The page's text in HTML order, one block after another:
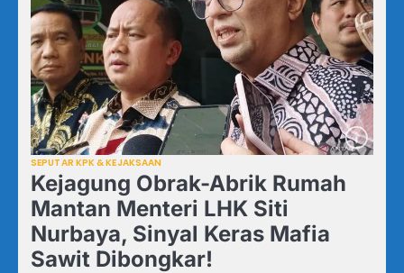
SEPUTAR KPK & KEJAKSAAN
Kejagung Obrak-Abrik Rumah
Mantan Menteri LHK Siti
Nurbaya, Sinyal Keras Mafia
Sawit Dibongkar!